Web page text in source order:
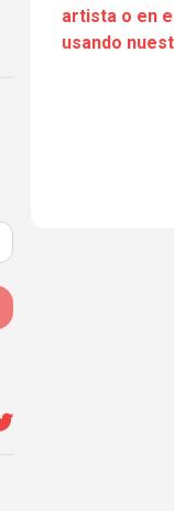
artista o en
usando